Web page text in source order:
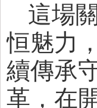
這場
恒魅力
續傳承
革，在